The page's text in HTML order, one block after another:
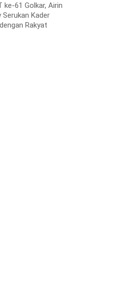
ke-61 Golkar, Airin
Serukan Kader
Rakyat